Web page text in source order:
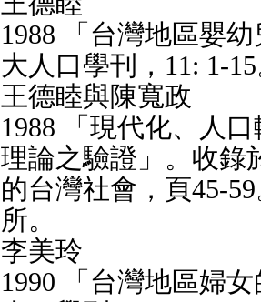
1988 「台灣地區嬰
大人口學刊，11: 1-
王德睦與陳寬政
1988 「現代化、人
理論之驗證」。收錄
的台灣社會，頁45-
所。
李美玲
1990 「台灣地區婦